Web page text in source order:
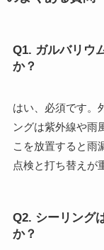
Q1. ガルバリウ
か？
はい、必須です。
ングは紫外線や雨
こを放置すると雨
点検と打ち替えが
Q2. シーリング
か？